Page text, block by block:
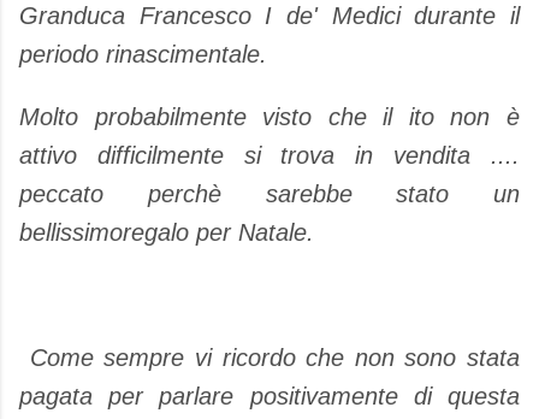
Granduca Francesco I de' Medici durante il
periodo rinascimentale.
Molto probabilmente visto che il ito non è
attivo difficilmente si trova in vendita ....
peccato perchè sarebbe stato un
bellissimoregalo per Natale.
Come sempre vi ricordo che non sono stata
pagata per parlare positivamente di questa